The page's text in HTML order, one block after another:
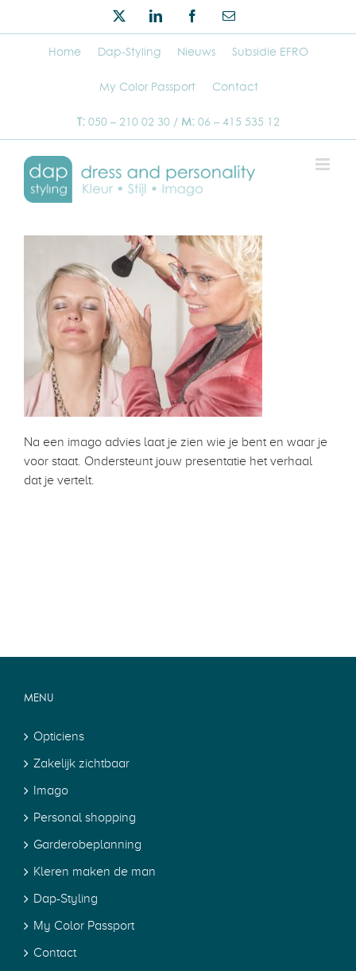
TwitterLinkedIn Facebook
E-
Home Dap-Styling Nieuws Subsidie EFRO
My Color Passport Contact
T: 050 – 210 02 30 / M: 06 – 415 535 12
Na een imago advies laat je zien wie je bent en waar je
voor staat. Ondersteunt jouw presentatie het verhaal
dat je vertelt.
MENU
Opticiens
Zakelijk zichtbaar
Imago
Personal shopping
Garderobeplanning
Kleren maken de man
Dap-Styling
My Color Passport
Contact